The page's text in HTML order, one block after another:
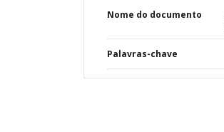
Nome do documento
Palavras-chave